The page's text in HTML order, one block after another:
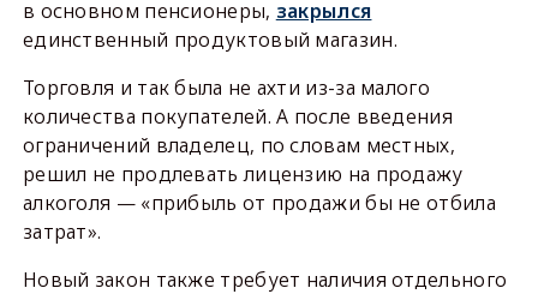
в основном пенсионеры, закрылся
единственный продуктовый магазин.
Торговля и так была не ахти из-за малого
количества покупателей. А после введения
ограничений владелец, по словам местных,
решил не продлевать лицензию на продажу
алкоголя — «прибыль от продажи бы не отбила
затрат».
Новый закон также требует наличия отдельного